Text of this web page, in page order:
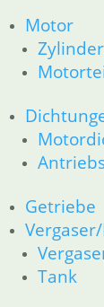
Motor
Getriebe
Tank